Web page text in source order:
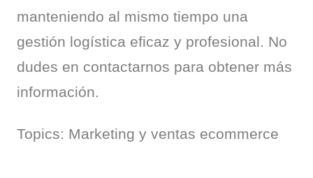
manteniendo al mismo tiempo una
gestión logística eficaz y profesional. No
dudes en contactarnos para obtener más
información.
Topics: Marketing y ventas ecommerce